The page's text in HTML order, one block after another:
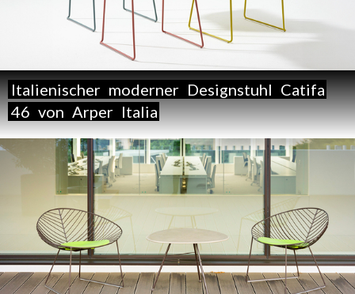
Italienischer moderner Designstuhl Catifa
46 von Arper Italia